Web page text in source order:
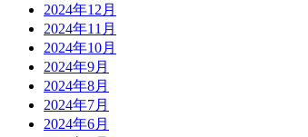
2024年12月
2024年11月
2024年10月
2024年9月
2024年8月
2024年7月
2024年6月